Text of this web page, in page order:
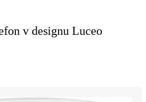
v designu Luceo